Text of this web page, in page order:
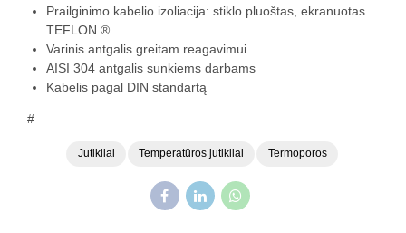
Prailginimo kabelio izoliacija: stiklo pluoštas, ekranuotas
TEFLON ®
Varinis antgalis greitam reagavimui
AISI 304 antgalis sunkiems darbams
Kabelis pagal DIN standartą
#
Jutikliai Temperatūros jutikliai Termoporos